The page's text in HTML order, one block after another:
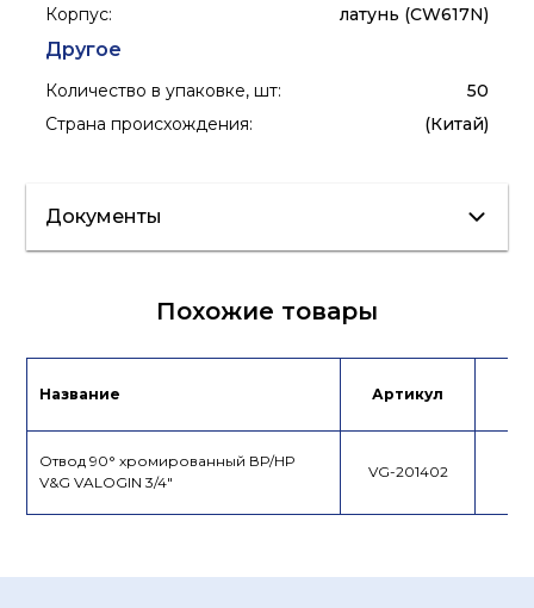
Корпус: латунь (CW617N)
Другое
Количество в упаковке, шт:
50
Страна происхождения: (Китай)
Документы
Декларация
Похожие товары
Название Артикул
Отвод 90° хромированный ВР/НР
V&G VALOGIN 3/4"
VG-201402